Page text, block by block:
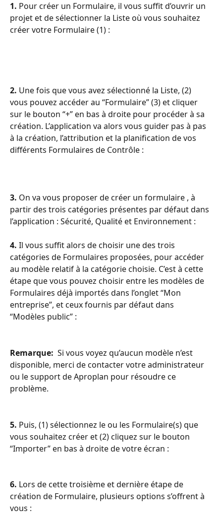
1. Pour créer un Formulaire, il vous suffit d’ouvrir un
projet et de sélectionner la Liste où vous souhaitez
créer votre Formulaire (1) :
2. Une fois que vous avez sélectionné la Liste, (2)
vous pouvez accéder au “Formulaire” (3) et cliquer
sur le bouton “+” en bas à droite pour procéder à sa
création. L’application va alors vous guider pas à pas
à la création, l’attribution et la planification de vos
différents Formulaires de Contrôle :
3. On va vous proposer de créer un formulaire , à
partir des trois catégories présentes par défaut dans
l’application : Sécurité, Qualité et Environnement :
4. Il vous suffit alors de choisir une des trois
catégories de Formulaires proposées, pour accéder
au modèle relatif à la catégorie choisie. C’est à cette
étape que vous pouvez choisir entre les modèles de
Formulaires déjà importés dans l’onglet “Mon
entreprise”, et ceux fournis par défaut dans
“Modèles public” :
Remarque:
  Si vous voyez qu’aucun modèle n’est
disponible, merci de contacter votre administrateur
ou le support de Aproplan pour résoudre ce
problème.
5. Puis, (1) sélectionnez le ou les Formulaire(s) que
vous souhaitez créer et (2) cliquez sur le bouton
“Importer” en bas à droite de votre écran :
6. Lors de cette troisième et dernière étape de
création de Formulaire, plusieurs options s’offrent à
vous :